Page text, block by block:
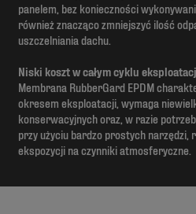
panelem, bez konieczności
również znacząco zmniejszyć ilość
uszczelniania dachu.
Niski koszt w całym cyklu
Membrana RubberGard EPDM
okresem eksploatacji, wymaga
konserwacyjnych oraz, w razie
przy użyciu bardzo prostych narzędzi,
ekspozycji na czynniki atmosferyczne.